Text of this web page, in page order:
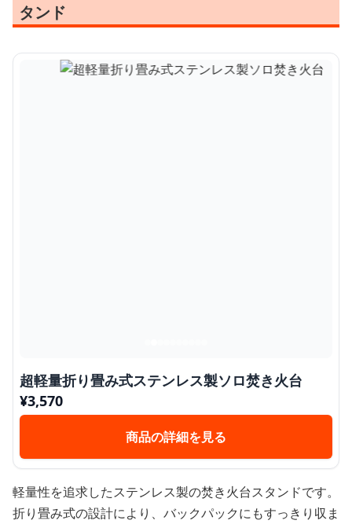
タンド
超軽量折り畳み式ステンレス製ソロ焚き火台
¥3,570
商品の詳細を見る
軽量性を追求したステンレス製の焚き火台スタンドです。
折り畳み式の設計により、バックパックにもすっきり収ま